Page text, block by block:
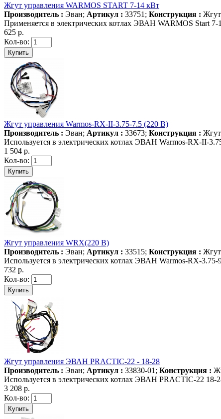
Жгут управления WARMOS START 7-14 кВт
Производитель : Эван; Артикул : 33751; Конструкция :
Применяется в электрических котлах ЭВАН WARMOS Start 7-
625 р.
Кол-во:
Жгут управления Warmos-RX-II-3.75-7.5 (220 B)
Производитель : Эван; Артикул : 33673; Конструкция :
Используется в электрических котлах ЭВАН Warmos-RX-II-
1 504 р.
Кол-во:
Жгут управления WRX(220 В)
Производитель : Эван; Артикул : 33515; Конструкция :
Используется в электрических котлах ЭВАН Warmos-RX-
732 р.
Кол-во:
Жгут управления ЭВАН PRACTIC-22 - 18-28
Производитель : Эван; Артикул : 33830-01; Конструкция :
Используется в электрических котлах ЭВАН PRACTIC-22 18-
3 208 р.
Кол-во: